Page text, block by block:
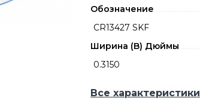
Обозначение
CR13427 SKF
Ширина (B) Дюймы
0.3150
Все характеристики